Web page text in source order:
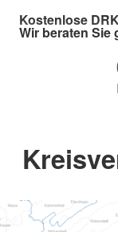
Kostenlose
Wir beraten Sie